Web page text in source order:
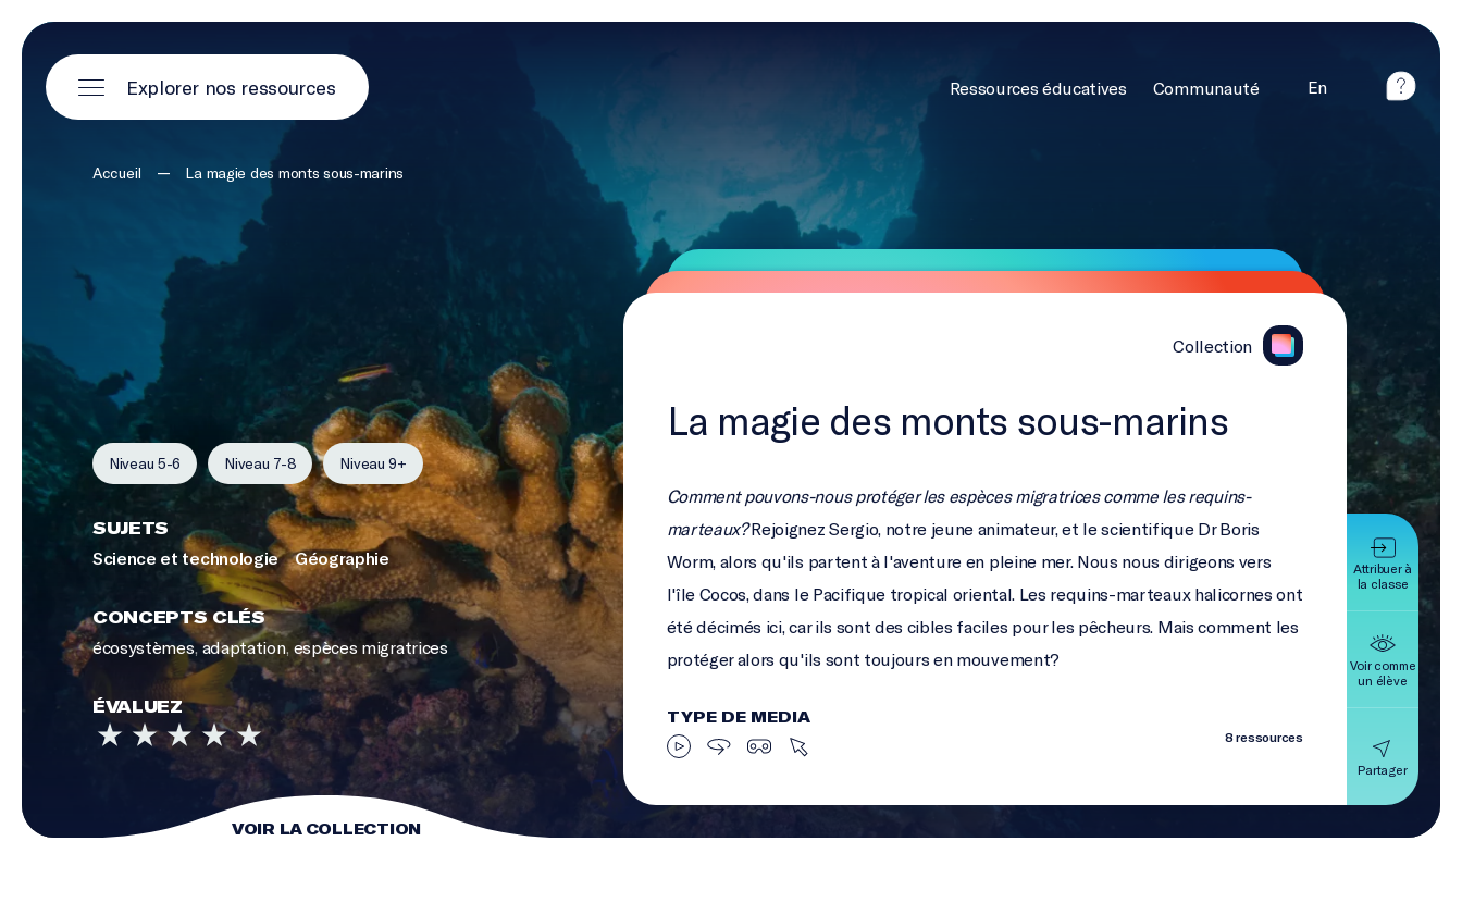
Explorer nos ressources Ressources éducatives Communauté En
Attribuer à
la classe
Voir comme
un élève
Partager
Accueil — La magie des monts sous-marins
Collection
La magie des monts sous-marins
Comment pouvons-nous protéger les espèces migratrices comme les requins-
marteaux?Rejoignez Sergio, notre jeune animateur, et le scientifique Dr Boris
Worm, alors qu'ils partent à l'aventure en pleine mer. Nous nous dirigeons vers
l'île Cocos, dans le Pacifique tropical oriental. Les requins-marteaux halicornes ont
été décimés ici, car ils sont des cibles faciles pour les pêcheurs. Mais comment les
protéger alors qu'ils sont toujours en mouvement?
TYPE DE MEDIA
8 ressources
Niveau 5-6 Niveau 7-8 Niveau 9+
SUJETS
Science et technologie
Géographie
CONCEPTS CLÉS
écosystèmes,adaptation, espèces migratrices
ÉVALUEZ
VOIR LA COLLECTION